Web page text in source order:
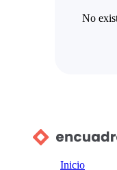
No
Inicio